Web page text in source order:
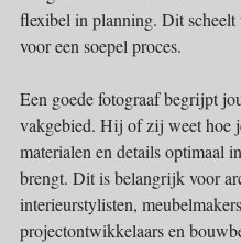
flexibel in planning. Dit
voor een soepel proces.
Een goede fotograaf begrijpt
vakgebied. Hij of zij weet hoe
materialen en details optimaal
brengt. Dit is belangrijk voor
interieurstylisten,
projectontwikkelaars en